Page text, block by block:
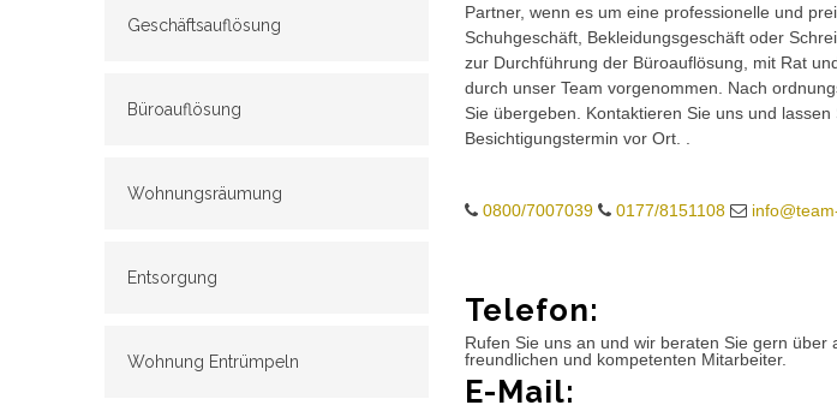
Geschäftsauflösung
Büroauflösung
Wohnungsräumung
Entsorgung
Wohnung Entrümpeln
Partner, wenn es um eine professionelle und
Schuhgeschäft, Bekleidungsgeschäft oder
zur Durchführung der Büroauflösung, mit Rat
durch unser Team vorgenommen. Nach
Sie übergeben. Kontaktieren Sie uns und
Besichtigungstermin vor Ort. .
0800/7007039 0177/8151108
Telefon:
Rufen Sie uns an und wir beraten Sie gern
freundlichen und kompetenten Mitarbeiter.
E-Mail: